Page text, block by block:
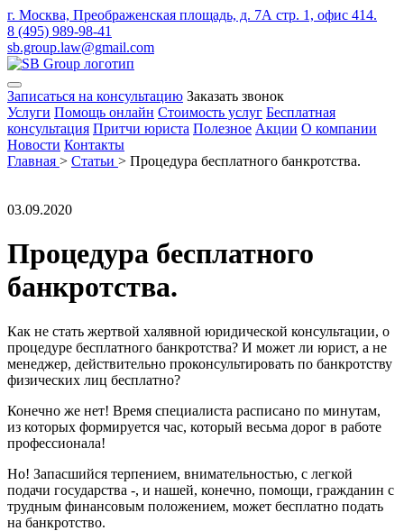
г. Москва, Преображенская площадь, д. 7А стр. 1, офис 414.
8 (495) 989-98-41
sb.group.law@gmail.com
Записаться на консультацию Заказать звонок
Услуги Помощь онлайн Стоимость услуг Бесплатная
консультация Притчи юриста Полезное Акции О компании
Новости Контакты
Главная > Статьи > Процедура бесплатного банкротства.
03.09.2020
Процедура бесплатного
банкротства.
Как не стать жертвой халявной юридической консультации, о
процедуре бесплатного банкротства? И может ли юрист, а не
менеджер, действительно проконсультировать по банкротству
физических лиц бесплатно?
Конечно же нет! Время специалиста расписано по минутам,
из которых формируется час, который весьма дорог в работе
профессионала!
Но! Запасшийся терпением, внимательностью, с легкой
подачи государства -, и нашей, конечно, помощи, гражданин с
трудным финансовым положением, может бесплатно подать
на банкротство.